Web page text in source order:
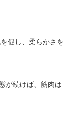
促し、柔らかさを
が続けば、筋肉は